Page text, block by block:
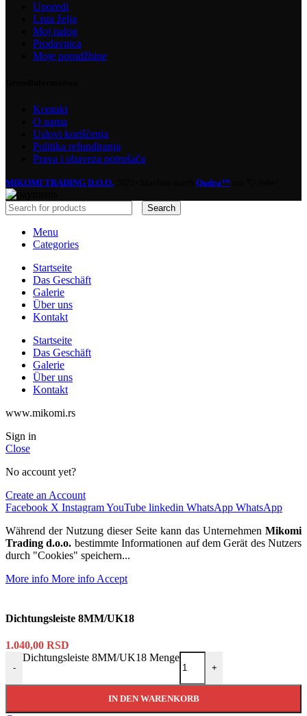
Uporedi
Lista želja
Moj nalog
Prodavnica
Moje porudžbine
Kontakt
O nama
Uslovi korišćenja
Politika refundiranja
Prava i obaveza potrošača
MIKOMI TRADING D.O.O. Qudra™
Search
Menu
Categories
Startseite
Das Geschäft
Galerie
Über uns
Kontakt
Startseite
Das Geschäft
Galerie
Über uns
Kontakt
www.mikomi.rs
Sign in
Close
No account yet?
Create an Account
Facebook X InstagramYouTube linkedin WhatsApp WhatsApp
Während der Nutzung dieser Seite kann das Unternehmen Mikomi
Trading d.o.o. bestimmte Informationen auf dem Gerät des Nutzers
durch "Cookies" speichern...
More info More infoAccept
Dichtungsleiste 8MM/UK18
1.040,00 RSD
-
Dichtungsleiste 8MM/UK18 Menge
+
IN DEN WARENKORB